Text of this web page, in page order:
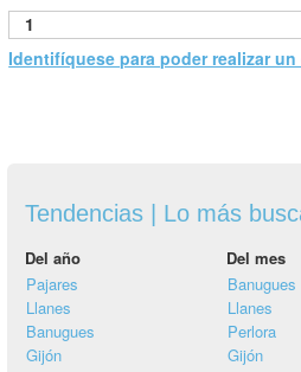
1
Identifíquese para poder realizar
Tendencias | Lo más
Del año Del mes
Pajares
Llanes
Banugues
Gijón
Banugues
Llanes
Perlora
Gijón